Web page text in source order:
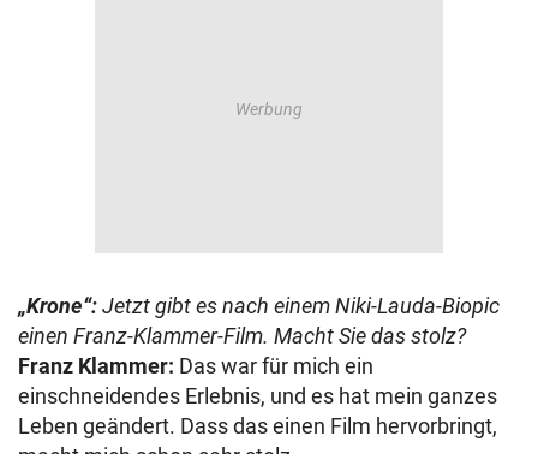
„Krone“:Jetzt gibt es nach einem Niki-Lauda-Biopic
einen Franz-Klammer-Film. Macht Sie das stolz?
Franz Klammer: Das war für mich ein
einschneidendes Erlebnis, und es hat mein ganzes
Leben geändert. Dass das einen Film hervorbringt,